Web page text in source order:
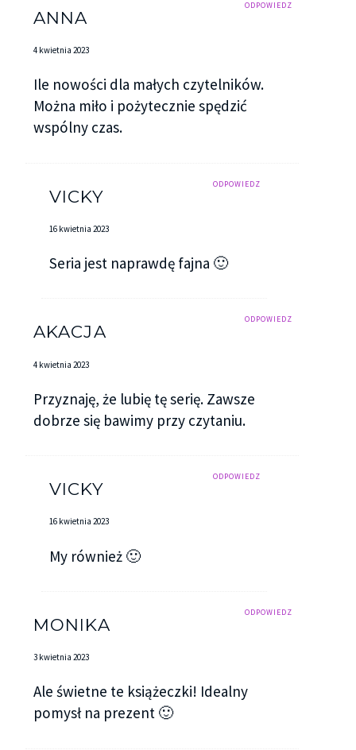
ODPOWIEDZ
ANNA
4 kwietnia 2023
Ile nowości dla małych czytelników.
Można miło i pożytecznie spędzić
wspólny czas.
ODPOWIEDZ
VICKY
16 kwietnia 2023
Seria jest naprawdę fajna 🙂
ODPOWIEDZ
AKACJA
4 kwietnia 2023
Przyznaję, że lubię tę serię. Zawsze
dobrze się bawimy przy czytaniu.
ODPOWIEDZ
VICKY
16 kwietnia 2023
My również 🙂
ODPOWIEDZ
MONIKA
3 kwietnia 2023
Ale świetne te książeczki! Idealny
pomysł na prezent 🙂